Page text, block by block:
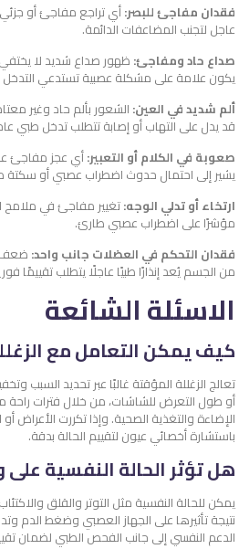
فقدان مفاجئ للبصر:أي تراجع مفاجئ أو
عاجل لتجنب المضاعفات الدائمة.
صداع حاد ومفاجئ: ظهور صداع شديد لا
يكون علامة على مشكلة عصبية تستدعي التدخل
ألم شديد في العين: الشعور بألم حاد وغير
قد يدل على التهاب أو إصابة تتطلب تدخل طبي
صعوبة في الكلام أو التعبير:أي عجز مفاجئ
يشير إلى احتمال حدوث اضطراب عصبي أو سكتة
ارتخاء أو تدلي الوجه:تغيير مفاجئ في ملامح
مؤشرًا على اضطراب عصبي طارئ.
فقدان التحكم في العضلات جانب واحد: ضعف
من الجسم يُعد إنذارًا طبيًا عاجلًا يتطلب تقييمًا
الاسئلة الشائعة
كيف يمكن التعامل مع
تعالج الزغللة المؤقتة غالبًا عبر تحديد السبب
أو طول التعرض للشاشات، من خلال فترات راحة
الإضاءة والتغذية الصحية. وإذا تكررت الأعراض
باستشارة أخصائي عيون لتقييم الحالة بدقة.
هل تؤثر الحالة النفسية
يمكن للحالة النفسية مثل التوتر والقلق
نتيجة تأثيرها على الجهاز العصبي وضغط الدم
الدعم النفسي إلى جانب الفحص الطبي لضمان